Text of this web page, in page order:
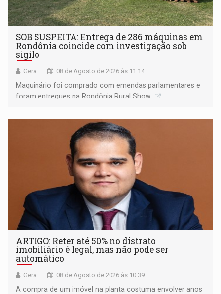
SOB SUSPEITA: Entrega de 286 máquinas em
Rondônia coincide com investigação sob
sigilo
Geral 08 de Agosto de 2026 às 11:14
Maquinário foi comprado com emendas parlamentares e
foram entregues na Rondônia Rural Show
ARTIGO: Reter até 50% no distrato
imobiliário é legal, mas não pode ser
automático
Geral 08 de Agosto de 2026 às 10:39
A compra de um imóvel na planta costuma envolver anos